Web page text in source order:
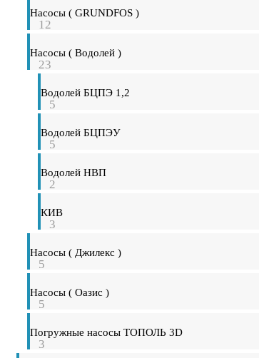
Насосы ( GRUNDFOS )
12
Насосы ( Водолей )
23
Водолей БЦПЭ 1,2
5
Водолей БЦПЭУ
5
Водолей НВП
2
КИВ
3
Насосы ( Джилекс )
5
Насосы ( Оазис )
5
Погружные насосы ТОПОЛЬ 3D
3